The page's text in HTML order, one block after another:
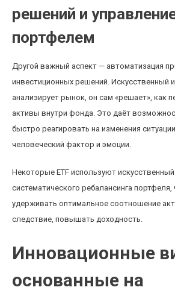
решений и
портфелем
Другой важный аспект — автоматизация
инвестиционных решений. Искусственный
анализирует рынок, он сам «решает», как
активы внутри фонда. Это даёт
быстро реагировать на изменения
человеческий фактор и эмоции.
Некоторые ETF используют
систематического ребалансинга портфеля,
удерживать оптимальное соотношение
следствие, повышать доходность.
Инновационные
основанные на